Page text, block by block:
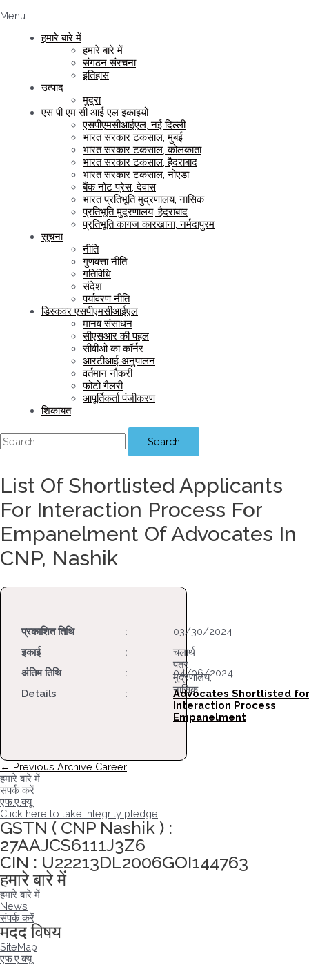
Menu
हमारे बारे में
हमारे बारे में
संगठन संरचना
इतिहास
उत्पाद
मुद्रा
एस पी एम सी आई एल इकाइयों
एसपीएमसीआईएल, नई दिल्ली
भारत सरकार टकसाल, मुंबई
भारत सरकार टकसाल, कोलकाता
भारत सरकार टकसाल, हैदराबाद
भारत सरकार टकसाल, नोएडा
बैंक नोट प्रेस, देवास
भारत प्रतिभूति मुद्रणालय, नासिक
प्रतिभूति मुद्रणालय, हैदराबाद
प्रतिभूति कागज कारखाना, नर्मदापुरम
सूचना
नीति
गुणवत्ता नीति
गतिविधि
संदेश
पर्यावरण नीति
डिस्कवर एसपीएमसीआईएल
मानव संसाधन
सीएसआर की पहल
सीवीओ का कॉर्नर
आरटीआई अनुपालन
वर्तमान नौकरी
फोटो गैलरी
आपूर्तिकर्ता पंजीकरण
शिकायत
Search
List Of Shortlisted Applicants
For Interaction Process For
Empanelment Of Advocates In
CNP, Nashik
प्रकाशित तिथि :
03/30/2024
इकाई
:
चलार्थ
पत्र
मुद्रणालय,
नासिक
अंतिम तिथि :
04/06/2024
Details
:
Advocates Shortlisted for
Interaction Process
Empanelment
पोस्ट
नेविगेशन
← Previous Archive Career
हमारे बारे में
संपर्क करें
एफ.ए.क्यू
Click here to take integrity pledge
GSTN ( CNP Nashik ) :
27AAJCS6111J3Z6
CIN : U22213DL2006GOI144763
हमारे बारे में
हमारे बारे में
News
संपर्क करें
मदद विषय
SiteMap
एफ.ए.क्यू